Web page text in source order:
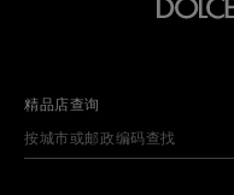
精品店查询